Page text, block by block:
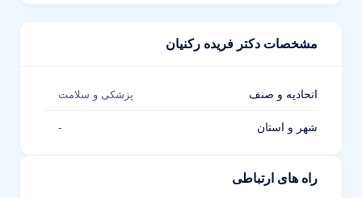
مشخصات دکتر فریده رکنیان
اتحادیه و صنف پزشکی و سلامت
شهر و استان -
راه های ارتباطی